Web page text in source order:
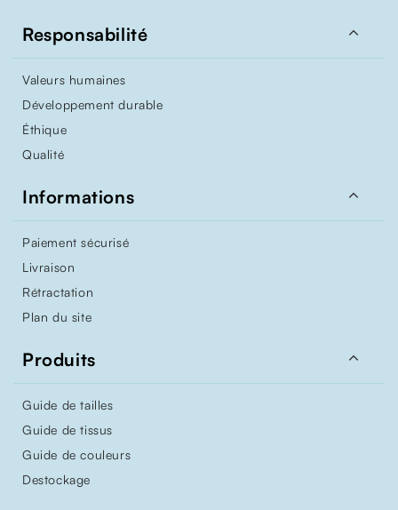
Responsabilité 
Valeurs humaines
Développement durable
Éthique
Qualité
Informations 
Paiement sécurisé
Livraison
Rétractation
Plan du site
Produits 
Guide de tailles
Guide de tissus
Guide de couleurs
Destockage